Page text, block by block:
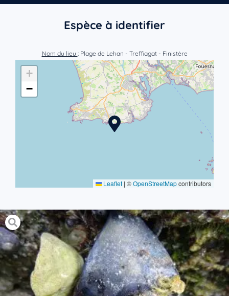
Espèce à identifier
Nom du lieu : Plage de Lehan - Treffiagat - Finistère
+
−
Leaflet | ©OpenStreetMapcontributors